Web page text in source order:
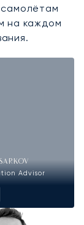
на каждом
Advisor